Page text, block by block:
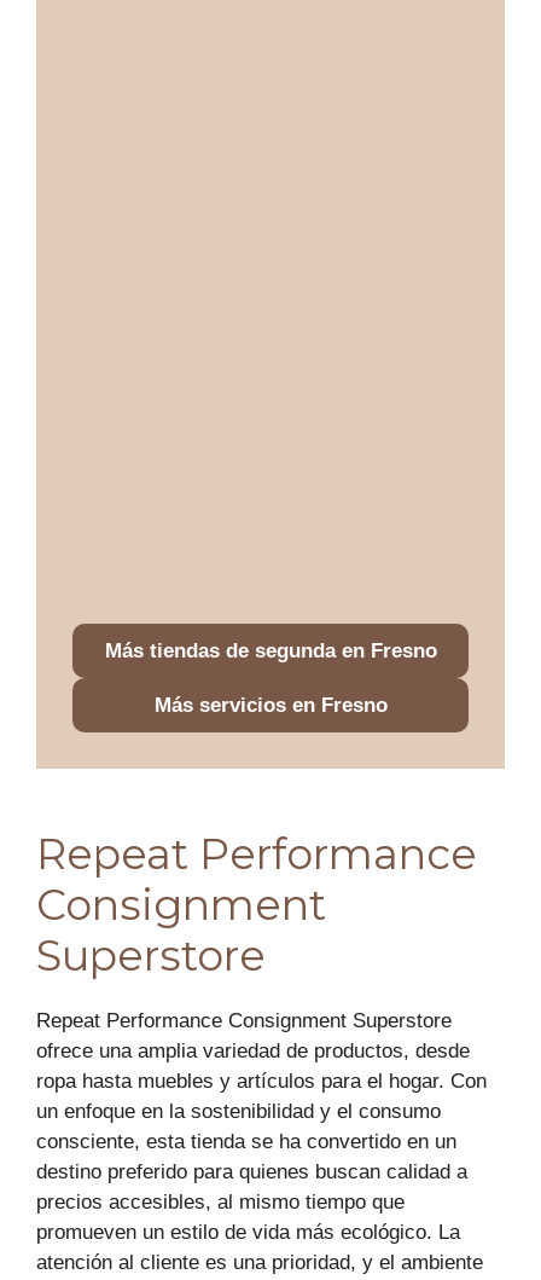
Más tiendas de segunda en Fresno
Más servicios en Fresno
Repeat Performance
Consignment
Superstore
Repeat Performance Consignment Superstore
ofrece una amplia variedad de productos, desde
ropa hasta muebles y artículos para el hogar. Con
un enfoque en la sostenibilidad y el consumo
consciente, esta tienda se ha convertido en un
destino preferido para quienes buscan calidad a
precios accesibles, al mismo tiempo que
promueven un estilo de vida más ecológico. La
atención al cliente es una prioridad, y el ambiente